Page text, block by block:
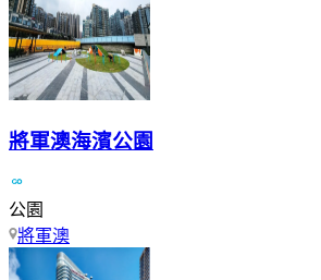
將軍澳海濱公園
公園
將軍澳